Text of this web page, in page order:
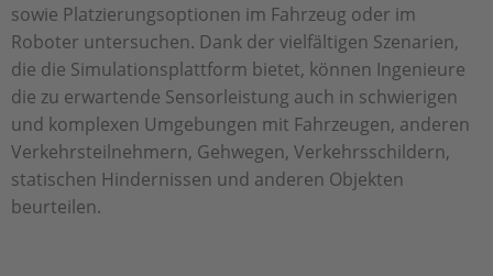
sowie Platzierungsoptionen im Fahrzeug oder im
Roboter untersuchen. Dank der vielfältigen Szenarien,
die die Simulationsplattform bietet, können Ingenieure
die zu erwartende Sensorleistung auch in schwierigen
und komplexen Umgebungen mit Fahrzeugen, anderen
Verkehrsteilnehmern, Gehwegen, Verkehrsschildern,
statischen Hindernissen und anderen Objekten
beurteilen.